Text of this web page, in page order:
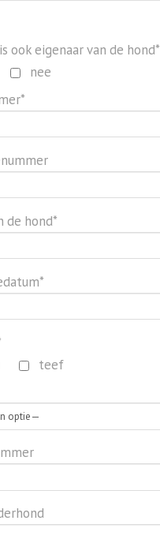
ook eigenaar van de hond*
nee
de hond*
teef